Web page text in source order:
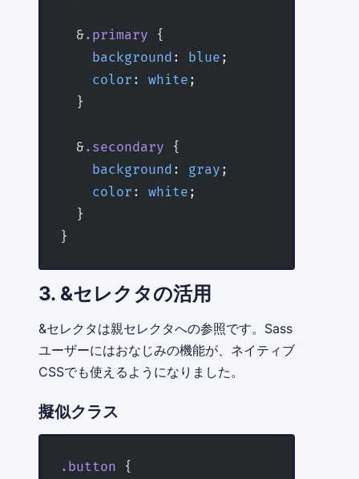
  &
.primary {
    background
: blue ;
    color
: white ;
  }
  &
.secondary {
    background
: gray ;
    color
: white ;
  }
}
3. &セレクタの活用
&セレクタは親セレクタへの参照です。Sass
ユーザーにはおなじみの機能が、ネイティブ
CSSでも使えるようになりました。
擬似クラス
.button {